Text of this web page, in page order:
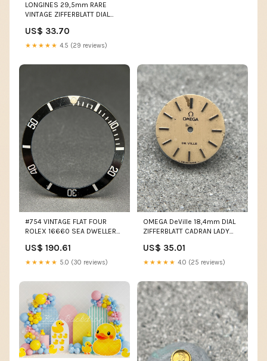
LONGINES 29,5mm RARE
VINTAGE ZIFFERBLATT DIAL
imported eBay
US$ 33.70
★★★★★ 4.5 (29 reviews)
#754 VINTAGE FLAT FOUR
ROLEX 16660 SEA DWELLER
FONT imported eBay
US$ 190.61
★★★★★ 5.0 (30 reviews)
OMEGA DeVille 18,4mm DIAL
ZIFFERBLATT CADRAN LADY
SAMMLER imported eBay
US$ 35.01
★★★★★ 4.0 (25 reviews)